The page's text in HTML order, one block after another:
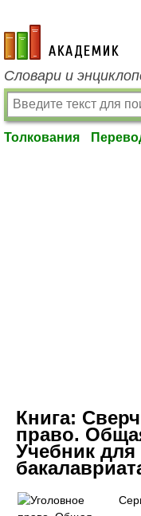
academic.ru
Словари и
Толкования
Книга:
право.
Учебник для